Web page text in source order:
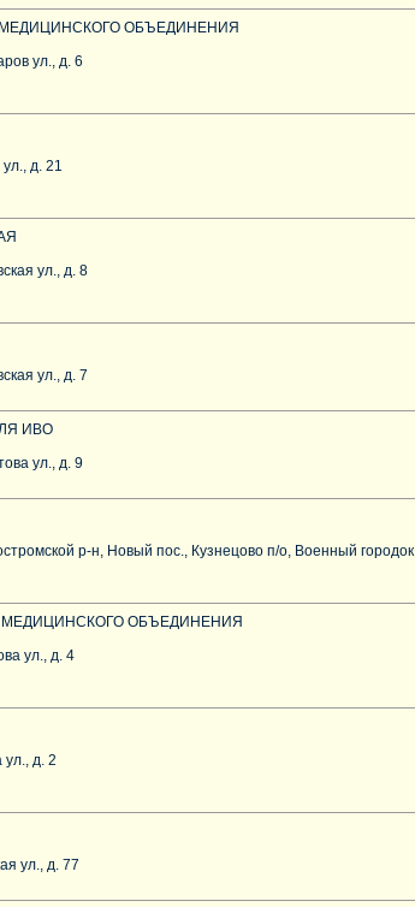
ОБЪЕДИНЕНИЯ
ул., д. 6
д. 21
ул., д. 8
ул., д. 7
ИВО
ул., д. 9
р-н, Новый пос., Кузнецово п/о, Военный городок
ОБЪЕДИНЕНИЯ
ул., д. 4
ул., д. 2
ул., д. 77